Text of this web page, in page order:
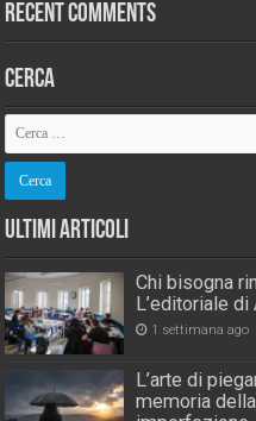
Recent Comments
Cerca
Ultimi Articoli
Chi bisogna
L’editoriale
1 settimana ago
L’arte di
memoria